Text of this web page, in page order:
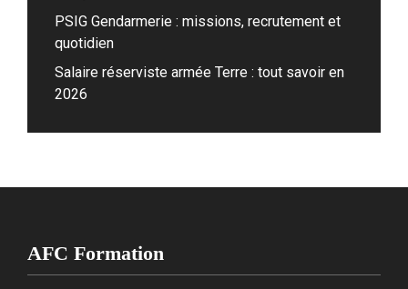
PSIG Gendarmerie : missions, recrutement et
quotidien
Salaire réserviste armée Terre : tout savoir en
2026
AFC Formation